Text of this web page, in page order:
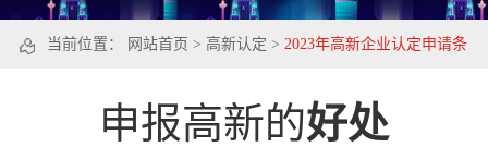
当前位置： 网站首页 > 高新认定 > 2023年高新企业认定申请条
申报高新的好处